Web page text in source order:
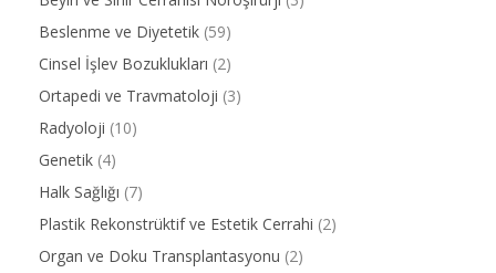
Beslenme ve Diyetetik (59)
Cinsel İşlev Bozuklukları (2)
Ortapedi ve Travmatoloji (3)
Radyoloji (10)
Genetik (4)
Halk Sağlığı (7)
Plastik Rekonstrüktif ve Estetik Cerrahi (2)
Organ ve Doku Transplantasyonu (2)